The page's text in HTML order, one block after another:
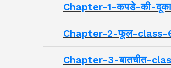
Chapter-1-कपडे-की-
Chapter-2-फूल-
Chapter-3-बातचीत-